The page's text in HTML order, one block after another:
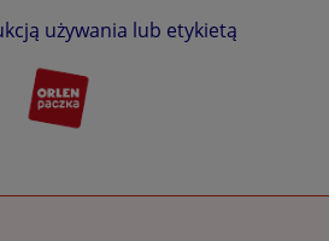
używania lub etykietą